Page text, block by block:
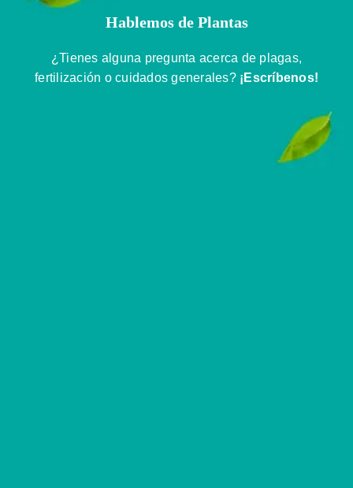
Hablemos de Plantas
¿Tienes alguna pregunta acerca de plagas,
fertilización o cuidados generales? ¡Escríbenos!